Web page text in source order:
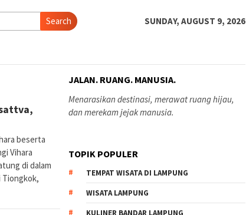
Search SUNDAY, AUGUST 9, 2026
beserta
Vihara
di dalam
Tiongkok,
JALAN. RUANG. MANUSIA.
Menarasikan destinasi, merawat ruang hijau,
dan merekam jejak manusia.
TOPIK POPULER
TEMPAT WISATA DI LAMPUNG
WISATA LAMPUNG
KULINER BANDAR LAMPUNG